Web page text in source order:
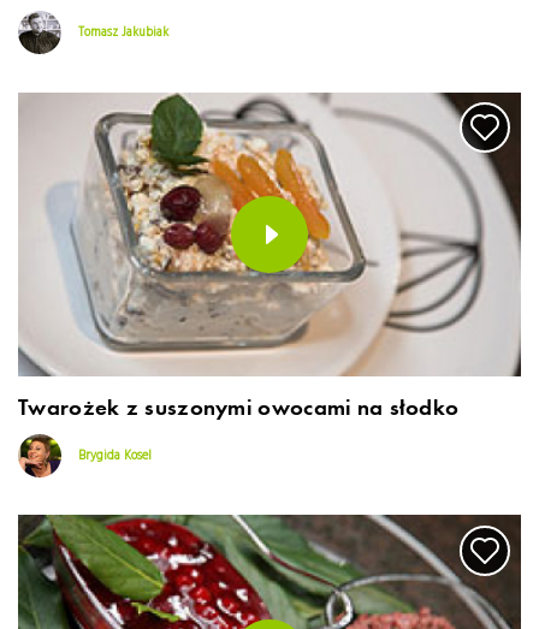
Tomasz Jakubiak
Twarożek z suszonymi owocami na słodko
Brygida Kosel